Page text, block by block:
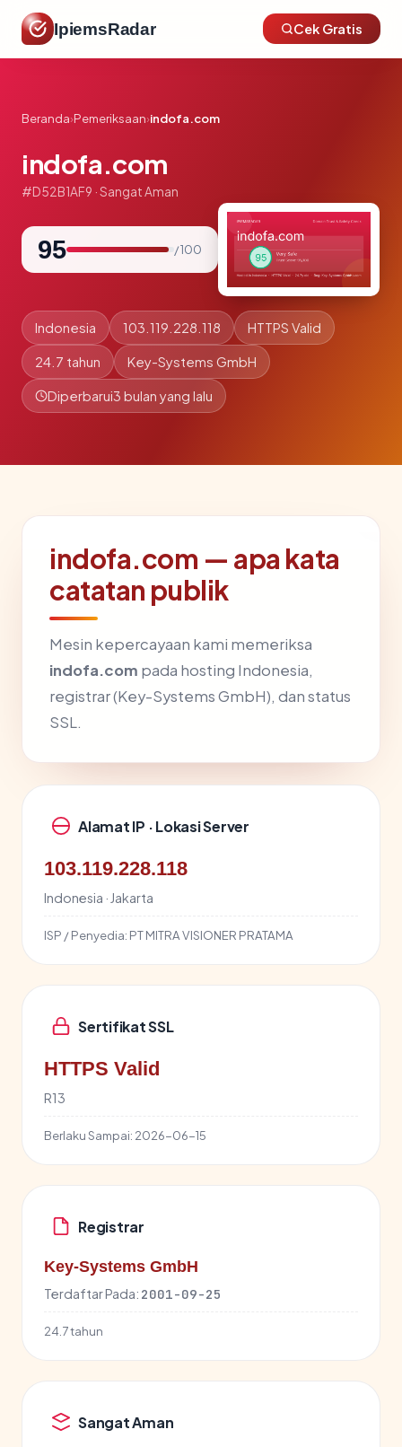
IpiemsRadar Cek Gratis
Beranda›Pemeriksaan›indofa.com
indofa.com
#D52B1AF9 · Sangat Aman
95 / 100
Indonesia 103.119.228.118 HTTPS Valid
24.7 tahun Key-Systems GmbH
Diperbarui3 bulan yang lalu
indofa.com — apa kata
catatan publik
Mesin kepercayaan kami memeriksa
indofa.com pada hosting Indonesia,
registrar (Key-Systems GmbH), dan status
SSL.
Alamat IP · Lokasi Server
103.119.228.118
Indonesia · Jakarta
ISP / Penyedia: PT MITRA VISIONER PRATAMA
Sertifikat SSL
HTTPS Valid
R13
Berlaku Sampai: 2026-06-15
Registrar
Key-Systems GmbH
Terdaftar Pada: 2001-09-25
24.7 tahun
Sangat Aman